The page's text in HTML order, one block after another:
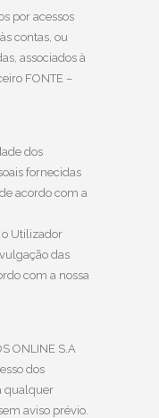
por acessos
contas, ou
associados à
FONTE –
dos
fornecidas
acordo com a
o Utilizador
das
com a nossa
ONLINE S.A
dos
qualquer
aviso prévio.